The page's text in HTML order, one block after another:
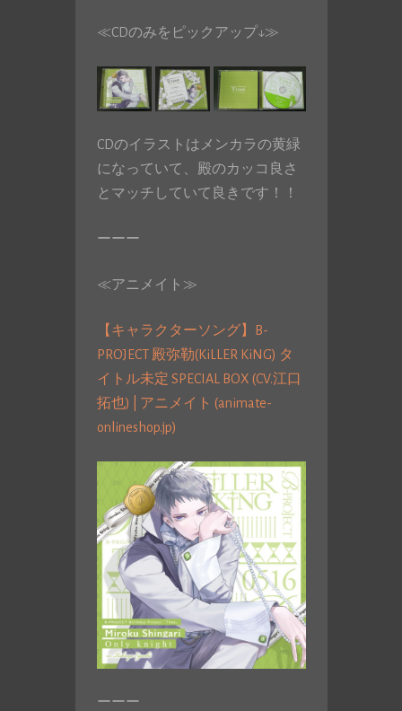
≪CDのみをピックアップ↓≫
CDのイラストはメンカラの黄緑
になっていて、殿のカッコ良さ
とマッチしていて良きです！！
ーーー
≪アニメイト≫
【キャラクターソング】B-
PROJECT 殿弥勒(KiLLER KiNG) タ
イトル未定 SPECIAL BOX (CV.江口
拓也) | アニメイト (animate-
onlineshop.jp)
ーーー